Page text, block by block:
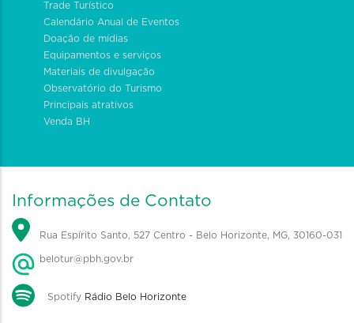
Trade Turístico
Calendário Anual de Eventos
Doação de mídias
Equipamentos e serviços
Materiais de divulgação
Observatório do Turismo
Principais atrativos
Venda BH
Informações de Contato
Rua Espírito Santo, 527 Centro - Belo Horizonte, MG, 30160-031
belotur@pbh.gov.br
Spotify Rádio Belo Horizonte